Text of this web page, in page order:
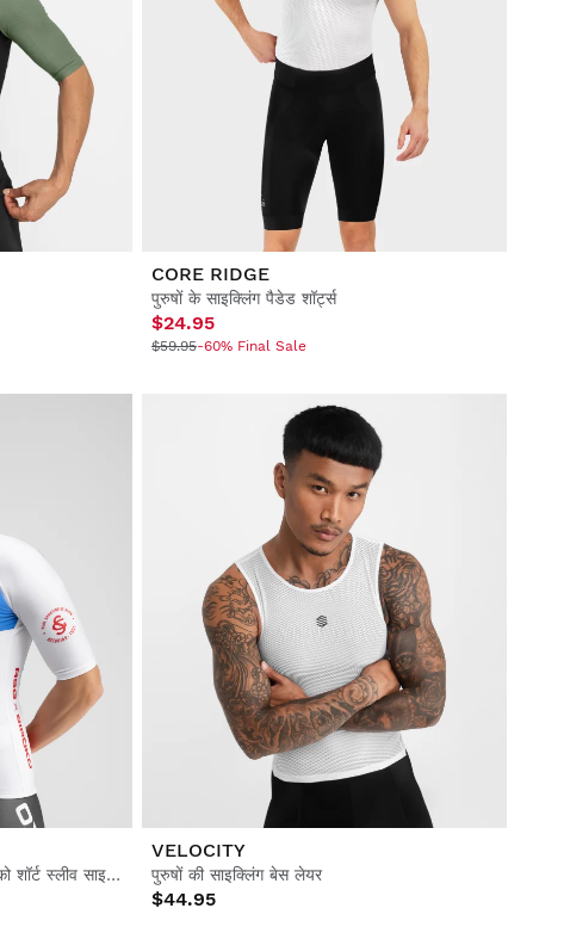
CORE RIDGE
पुरुषों के साइक्लिंग पैडेड शॉर्ट्स
$24.95
$59.95-60% Final Sale
मेन्स रियल स्पोर्टिंग डी गिखॉन x सिरोको शॉर्ट स्लीव साइक्लिंग जर्सी
VELOCITY
पुरुषों की साइक्लिंग बेस लेयर
$44.95